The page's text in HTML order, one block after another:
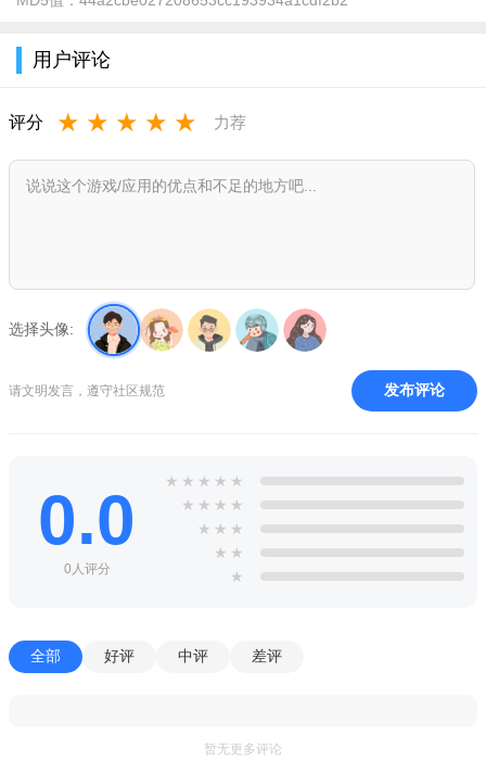
用户评论
评分 ★ ★ ★ ★ ★ 力荐
选择头像:
请文明发言，遵守社区规范 发布评论
0.0
0人评分
★ ★ ★ ★ ★
★ ★ ★ ★
★ ★ ★
★ ★
★
全部 好评 中评 差评
暂无更多评论